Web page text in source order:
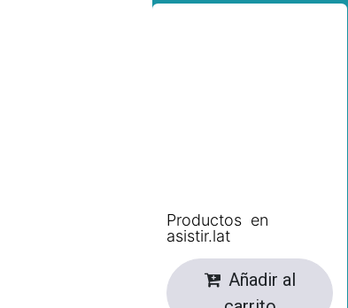
Productos en
asistir.lat
Añadir al